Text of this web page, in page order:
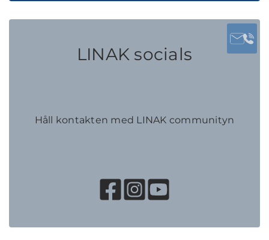
LINAK socials
Håll kontakten med LINAK communityn